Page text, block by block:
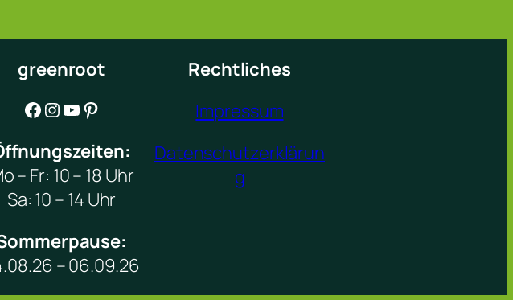
greenroot
Facebook Instagram YouTube Pinterest
– Fr: 10 – 18 Uhr
Sa: 10 – 14 Uhr
– 06.09.26
Rechtliches
Impressum
Datenschutzerklärun
g